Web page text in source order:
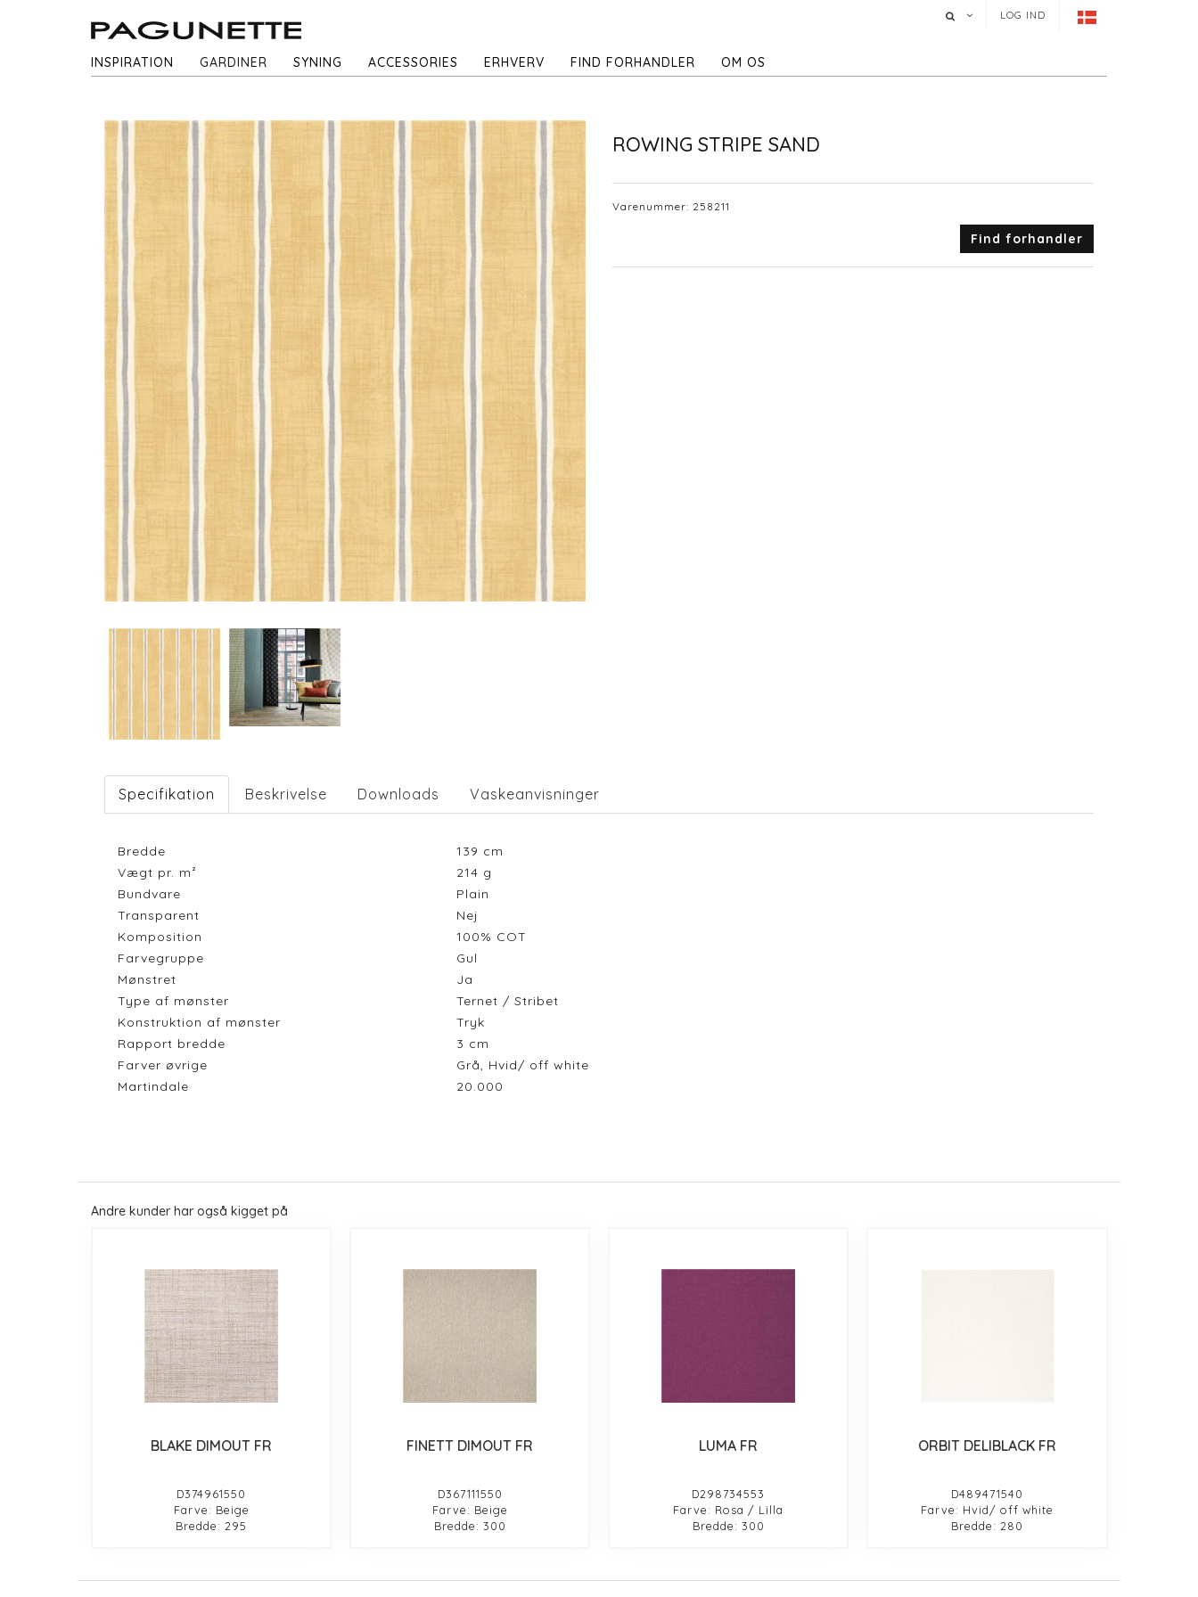
LOG IND
INSPIRATION GARDINER SYNING ACCESSORIES ERHVERV FIND FORHANDLER OM OS
ROWING STRIPE SAND
Varenummer: 258211
Find forhandler
Specifikation Beskrivelse Downloads Vaskeanvisninger
Bredde 139 cm
Vægt pr. m²
214 g
Bundvare
Plain
Transparent
Nej
Komposition
100% COT
Farvegruppe
Gul
Mønstret
Ja
Type af mønster
Ternet / Stribet
Konstruktion af mønster
Tryk
Rapport bredde
3 cm
Farver øvrige
Grå, Hvid/ off white
Martindale
20.000
Andre kunder har også kigget på
BLAKE DIMOUT FR
D374961550
Farve: Beige
Bredde: 295
FINETT DIMOUT FR
D367111550
Farve: Beige
Bredde: 300
LUMA FR
D298734553
Farve: Rosa / Lilla
Bredde: 300
ORBIT DELIBLACK FR
D489471540
Farve: Hvid/ off white
Bredde: 280